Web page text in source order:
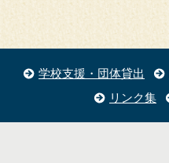
学校支援・団体貸出
リンク集